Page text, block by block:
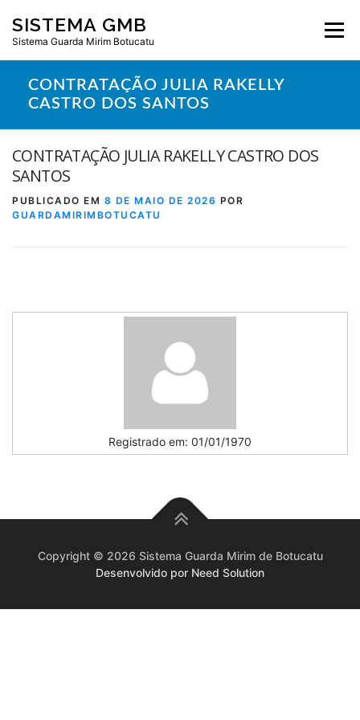
para
conteúdo
SISTEMA GMB
Sistema Guarda Mirim Botucatu
Menu
CONTRATAÇÃO JULIA RAKELLY
CASTRO DOS SANTOS
CONTRATAÇÃO JULIA RAKELLY CASTRO DOS
SANTOS
PUBLICADO EM 8 DE MAIO DE 2026 POR
GUARDAMIRIMBOTUCATU
Registrado em: 01/01/1970
Copyright © 2026 Sistema Guarda Mirim de Botucatu
Desenvolvido por Need Solution